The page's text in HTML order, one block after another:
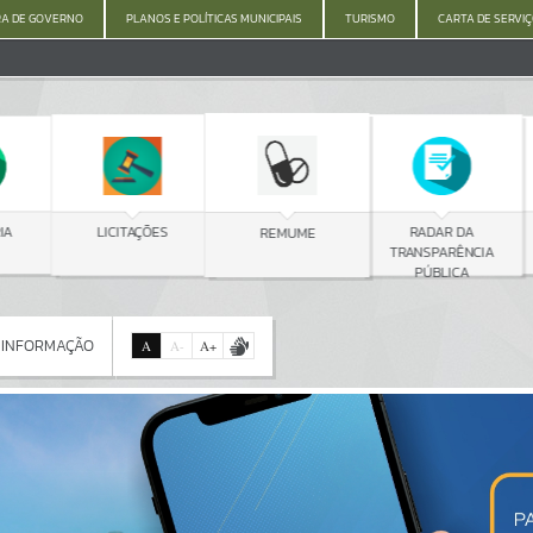
DE GOVERNO PLANOS E POLÍTICAS MUNICIPAIS TURISMO CARTA DE
LICITAÇÕES REMUME RADAR DA
TRANSPARÊNCIA
PÚBLICA
Por favor, aguarde...
A A- A+